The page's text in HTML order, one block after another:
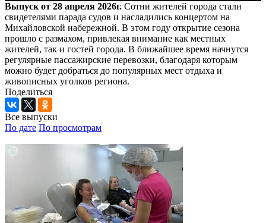
Выпуск от 28 апреля 2026г. Сотни жителей города стали
свидетелями парада судов и насладились концертом на
Михайловской набережной. В этом году открытие сезона
прошло с размахом, привлекая внимание как местных
жителей, так и гостей города. В ближайшее время начнутся
регулярные пассажирские перевозки, благодаря которым
можно будет добраться до популярных мест отдыха и
живописных уголков региона.
Поделиться
Все выпуски
По дате По просмотрам